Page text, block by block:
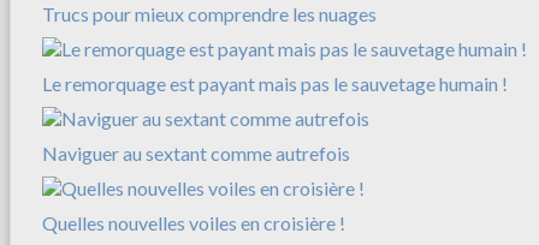
Trucs pour mieux comprendre les nuages
Le remorquage est payant mais pas le sauvetage humain !
Naviguer au sextant comme autrefois
Quelles nouvelles voiles en croisière !